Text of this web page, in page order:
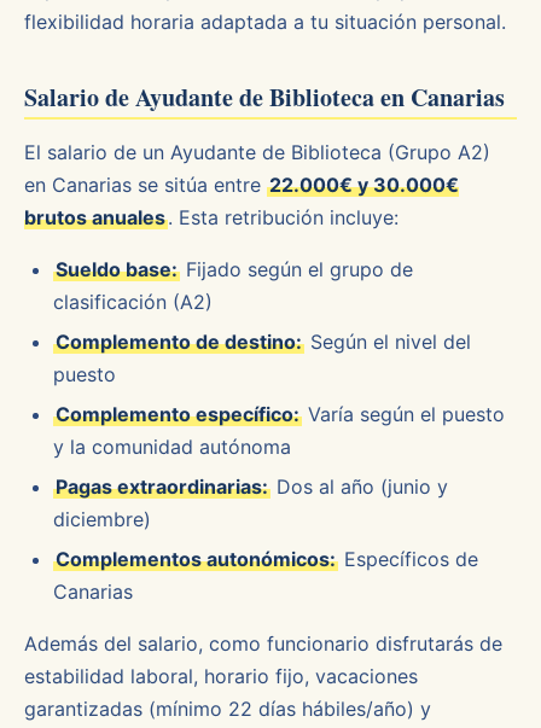
flexibilidad horaria adaptada a tu situación personal.
Salario de Ayudante de Biblioteca en Canarias
El salario de un Ayudante de Biblioteca (Grupo A2)
en Canarias se sitúa entre 22.000€ y 30.000€
brutos anuales. Esta retribución incluye:
Sueldo base: Fijado según el grupo de
clasificación (A2)
Complemento de destino: Según el nivel del
puesto
Complemento específico: Varía según el puesto
y la comunidad autónoma
Pagas extraordinarias: Dos al año (junio y
diciembre)
Complementos autonómicos: Específicos de
Canarias
Además del salario, como funcionario disfrutarás de
estabilidad laboral, horario fijo, vacaciones
garantizadas (mínimo 22 días hábiles/año) y